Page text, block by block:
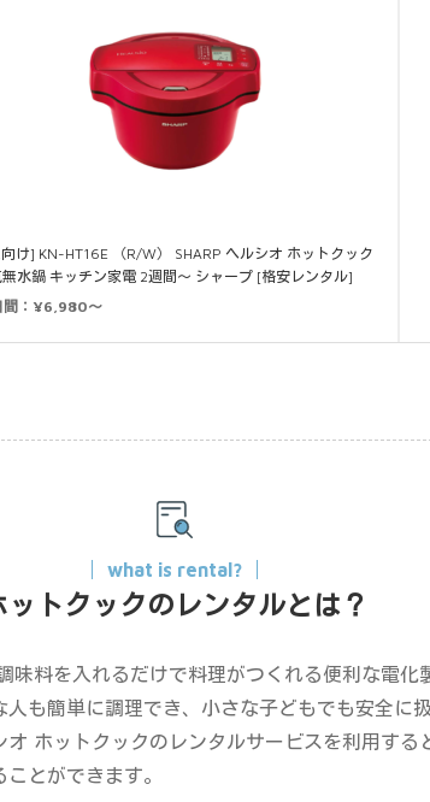
け] KN-HT16E （R/W） SHARP ヘルシオ ホットクック
無水鍋 キッチン家電 2週間～ シャープ [格安レンタル]
間：¥6,980～
what is rental?
ットクックのレンタルとは？
味料を入れるだけで料理がつくれる便利な電化
も簡単に調理でき、小さな子どもでも安全に
ホットクックのレンタルサービスを利用する
とができます。